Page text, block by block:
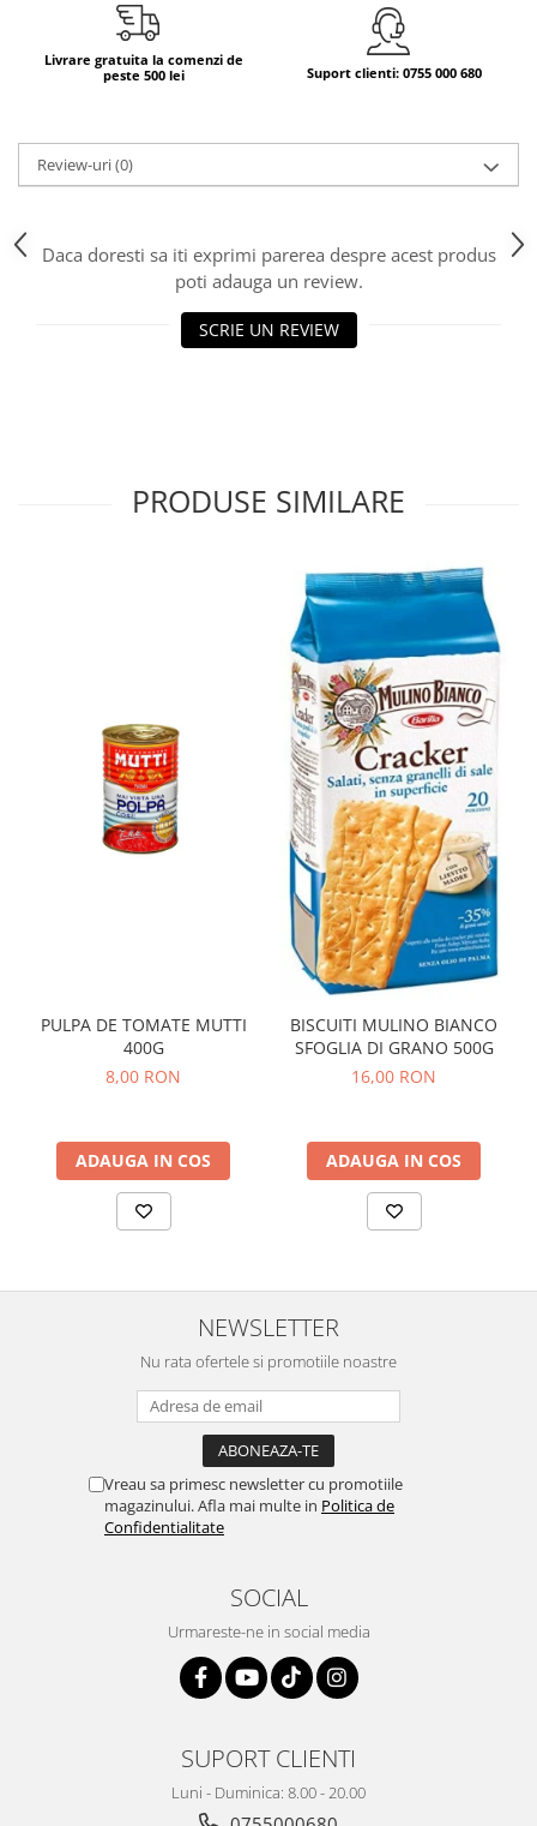
Produse de patiserie
Livrare gratuita la comenzi de
peste 500 lei
Suport clienti: 0755 000 680
Review-uri(0)
Daca doresti sa iti exprimi parerea despre acest produs
poti adauga un review.
SCRIE UN REVIEW
PRODUSE SIMILARE
PULPA DE TOMATE MUTTI
400G
8,00 RON
ADAUGA IN COS
BISCUITI MULINO BIANCO
SFOGLIA DI GRANO 500G
16,00 RON
ADAUGA IN COS
NEWSLETTER
Nu rata ofertele si promotiile noastre
Vreau sa primesc newsletter cu promotiile
magazinului. Afla mai multe in Politica de
Confidentialitate
SOCIAL
Urmareste-ne in social media
SUPORT CLIENTI
Luni - Duminica: 8.00 - 20.00